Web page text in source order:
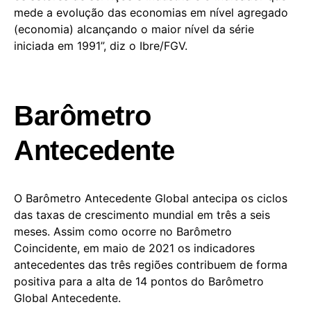
mede a evolução das economias em nível agregado
(economia) alcançando o maior nível da série
iniciada em 1991”, diz o Ibre/FGV.
Barômetro
Antecedente
O Barômetro Antecedente Global antecipa os ciclos
das taxas de crescimento mundial em três a seis
meses. Assim como ocorre no Barômetro
Coincidente, em maio de 2021 os indicadores
antecedentes das três regiões contribuem de forma
positiva para a alta de 14 pontos do Barômetro
Global Antecedente.